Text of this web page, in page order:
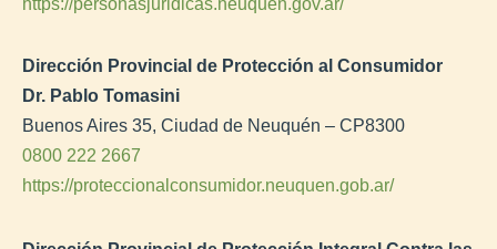
Dirección Provincial de Protección al Consumidor
Dr. Pablo Tomasini
Buenos Aires 35, Ciudad de Neuquén – CP8300
0800 222 2667
https://proteccionalconsumidor.neuquen.gob.ar/